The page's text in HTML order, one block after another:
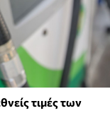
τιμές των